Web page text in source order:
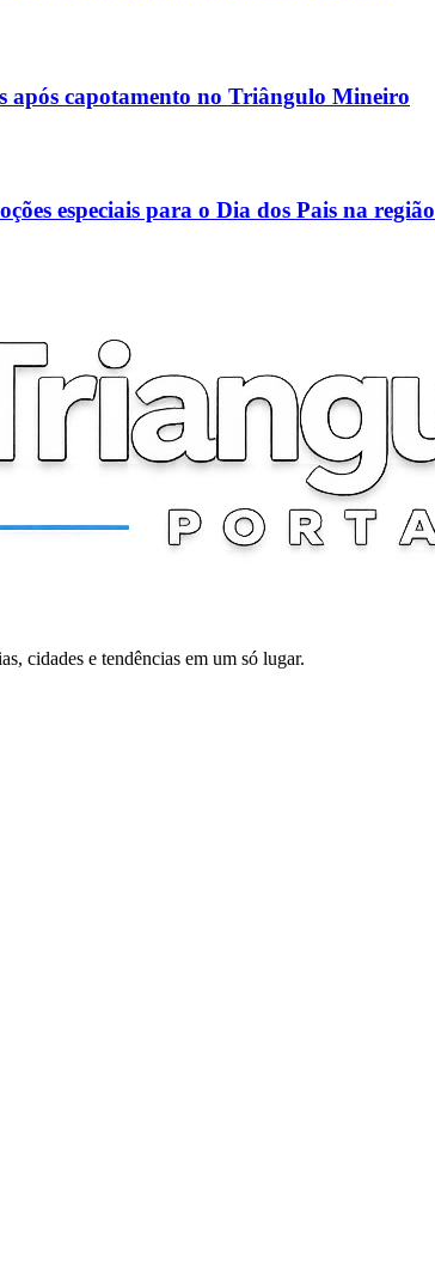
após capotamento no Triângulo Mineiro
especiais para o Dia dos Pais na região
cidades e tendências em um só lugar.